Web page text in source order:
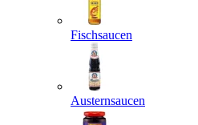
Fischsaucen
Austernsaucen